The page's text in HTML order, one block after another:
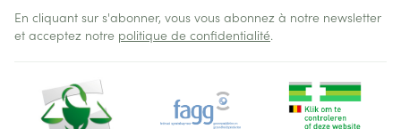
En cliquant sur s'abonner, vous vous abonnez à notre newsletter
et acceptez notre politique de confidentialité.